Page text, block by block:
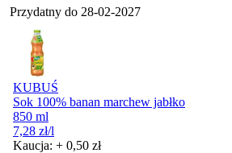
Przydatny do 28-02-2027
KUBUŚ
Sok 100% banan marchew jabłko
850 ml
7,28 zł/l
Kaucja: + 0,50 zł